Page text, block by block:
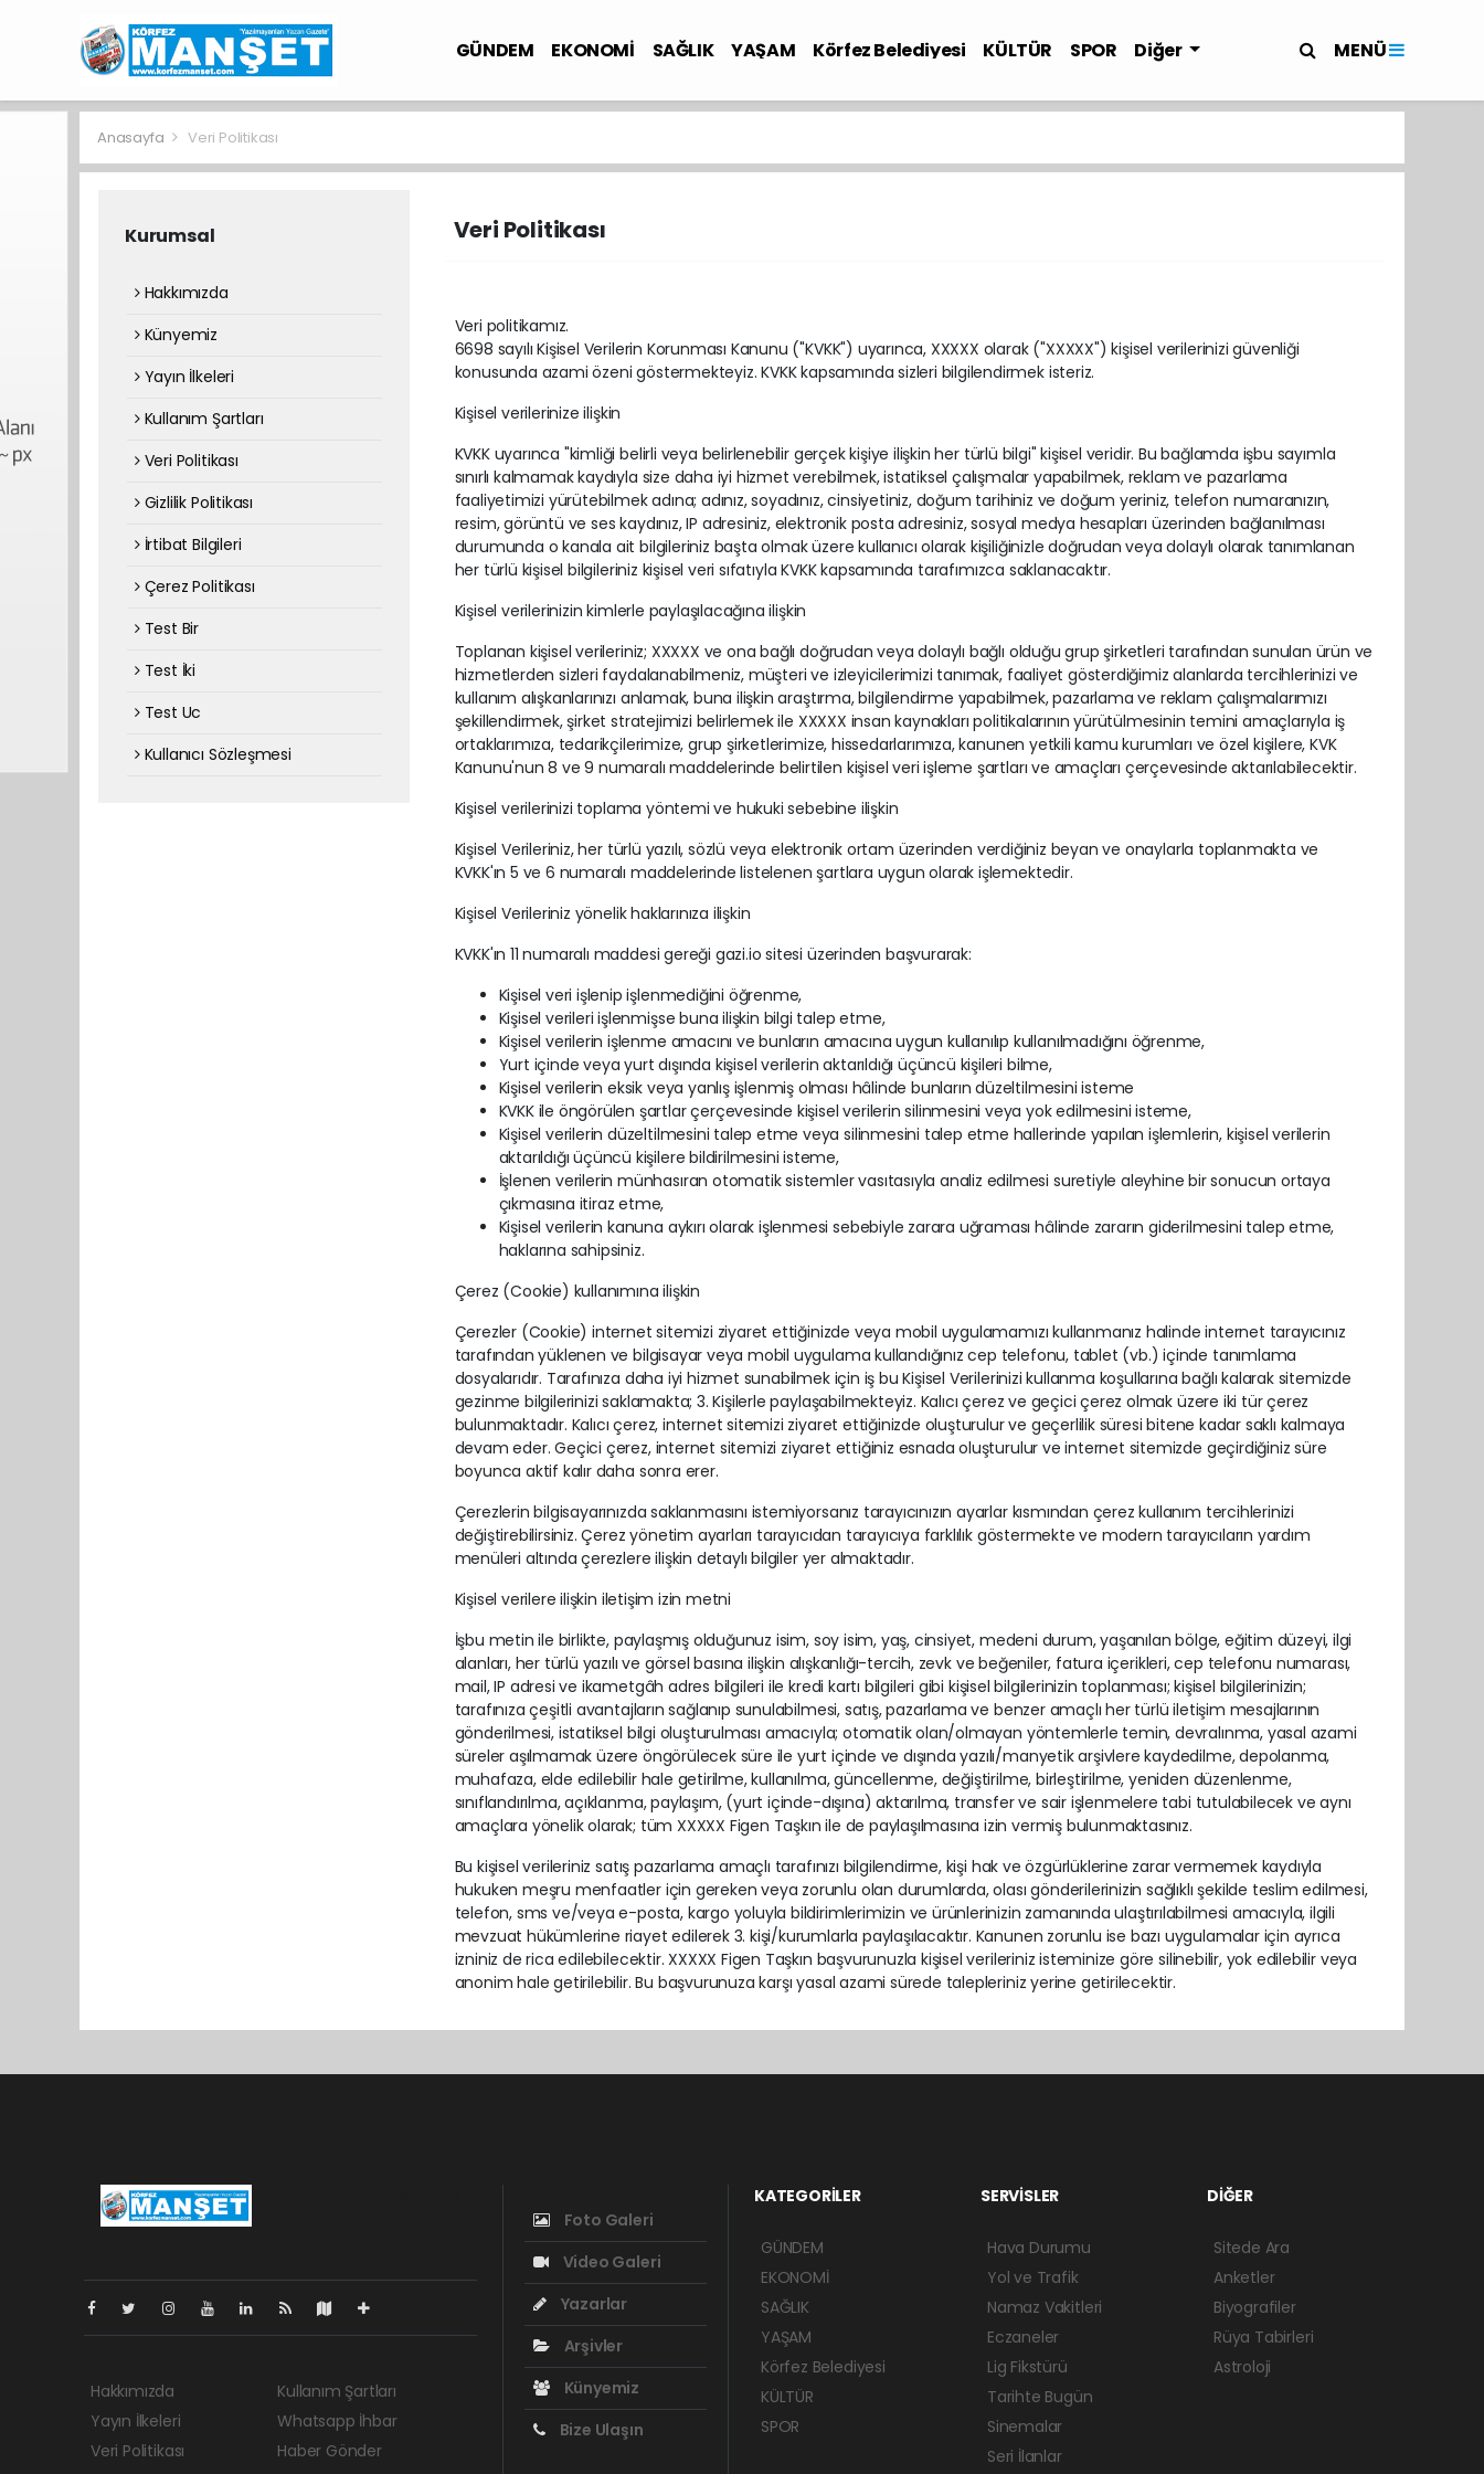
GÜNDEM EKONOMİ SAĞLIK YAŞAM Körfez Belediyesi KÜLTÜR SPOR Diğer MENÜ
Anasayfa Veri Politikası
Kurumsal
Hakkımızda
Künyemiz
Yayın İlkeleri
Kullanım Şartları
Veri Politikası
Gizlilik Politikası
İrtibat Bilgileri
Çerez Politikası
Test Bir
Test İki
Test Uc
Kullanıcı Sözleşmesi
Veri Politikası
Veri politikamız.
6698 sayılı Kişisel Verilerin Korunması Kanunu ("KVKK") uyarınca, XXXXX olarak ("XXXXX") kişisel verilerinizi güvenliği
konusunda azami özeni göstermekteyiz. KVKK kapsamında sizleri bilgilendirmek isteriz.
Kişisel verilerinize ilişkin
KVKK uyarınca "kimliği belirli veya belirlenebilir gerçek kişiye ilişkin her türlü bilgi" kişisel veridir. Bu bağlamda işbu sayımla
sınırlı kalmamak kaydıyla size daha iyi hizmet verebilmek, istatiksel çalışmalar yapabilmek, reklam ve pazarlama
faaliyetimizi yürütebilmek adına; adınız, soyadınız, cinsiyetiniz, doğum tarihiniz ve doğum yeriniz, telefon numaranızın,
resim, görüntü ve ses kaydınız, IP adresiniz, elektronik posta adresiniz, sosyal medya hesapları üzerinden bağlanılması
durumunda o kanala ait bilgileriniz başta olmak üzere kullanıcı olarak kişiliğinizle doğrudan veya dolaylı olarak tanımlanan
her türlü kişisel bilgileriniz kişisel veri sıfatıyla KVKK kapsamında tarafımızca saklanacaktır.
Kişisel verilerinizin kimlerle paylaşılacağına ilişkin
Toplanan kişisel verileriniz; XXXXX ve ona bağlı doğrudan veya dolaylı bağlı olduğu grup şirketleri tarafından sunulan ürün ve
hizmetlerden sizleri faydalanabilmeniz, müşteri ve izleyicilerimizi tanımak, faaliyet gösterdiğimiz alanlarda tercihlerinizi ve
kullanım alışkanlarınızı anlamak, buna ilişkin araştırma, bilgilendirme yapabilmek, pazarlama ve reklam çalışmalarımızı
şekillendirmek, şirket stratejimizi belirlemek ile XXXXX insan kaynakları politikalarının yürütülmesinin temini amaçlarıyla iş
ortaklarımıza, tedarikçilerimize, grup şirketlerimize, hissedarlarımıza, kanunen yetkili kamu kurumları ve özel kişilere, KVK
Kanunu'nun 8 ve 9 numaralı maddelerinde belirtilen kişisel veri işleme şartları ve amaçları çerçevesinde aktarılabilecektir.
Kişisel verilerinizi toplama yöntemi ve hukuki sebebine ilişkin
Kişisel Verileriniz, her türlü yazılı, sözlü veya elektronik ortam üzerinden verdiğiniz beyan ve onaylarla toplanmakta ve
KVKK'ın 5 ve 6 numaralı maddelerinde listelenen şartlara uygun olarak işlemektedir.
Kişisel Verileriniz yönelik haklarınıza ilişkin
KVKK'ın 11 numaralı maddesi gereği gazi.io sitesi üzerinden başvurarak:
Kişisel veri işlenip işlenmediğini öğrenme,
Kişisel verileri işlenmişse buna ilişkin bilgi talep etme,
Kişisel verilerin işlenme amacını ve bunların amacına uygun kullanılıp kullanılmadığını öğrenme,
Yurt içinde veya yurt dışında kişisel verilerin aktarıldığı üçüncü kişileri bilme,
Kişisel verilerin eksik veya yanlış işlenmiş olması hâlinde bunların düzeltilmesini isteme
KVKK ile öngörülen şartlar çerçevesinde kişisel verilerin silinmesini veya yok edilmesini isteme,
Kişisel verilerin düzeltilmesini talep etme veya silinmesini talep etme hallerinde yapılan işlemlerin, kişisel verilerin
aktarıldığı üçüncü kişilere bildirilmesini isteme,
İşlenen verilerin münhasıran otomatik sistemler vasıtasıyla analiz edilmesi suretiyle aleyhine bir sonucun ortaya
çıkmasına itiraz etme,
Kişisel verilerin kanuna aykırı olarak işlenmesi sebebiyle zarara uğraması hâlinde zararın giderilmesini talep etme,
haklarına sahipsiniz.
Çerez (Cookie) kullanımına ilişkin
Çerezler (Cookie) internet sitemizi ziyaret ettiğinizde veya mobil uygulamamızı kullanmanız halinde internet tarayıcınız
tarafından yüklenen ve bilgisayar veya mobil uygulama kullandığınız cep telefonu, tablet (vb.) içinde tanımlama
dosyalarıdır. Tarafınıza daha iyi hizmet sunabilmek için iş bu Kişisel Verilerinizi kullanma koşullarına bağlı kalarak sitemizde
gezinme bilgilerinizi saklamakta; 3. Kişilerle paylaşabilmekteyiz. Kalıcı çerez ve geçici çerez olmak üzere iki tür çerez
bulunmaktadır. Kalıcı çerez, internet sitemizi ziyaret ettiğinizde oluşturulur ve geçerlilik süresi bitene kadar saklı kalmaya
devam eder. Geçici çerez, internet sitemizi ziyaret ettiğiniz esnada oluşturulur ve internet sitemizde geçirdiğiniz süre
boyunca aktif kalır daha sonra erer.
Çerezlerin bilgisayarınızda saklanmasını istemiyorsanız tarayıcınızın ayarlar kısmından çerez kullanım tercihlerinizi
değiştirebilirsiniz. Çerez yönetim ayarları tarayıcıdan tarayıcıya farklılık göstermekte ve modern tarayıcıların yardım
menüleri altında çerezlere ilişkin detaylı bilgiler yer almaktadır.
Kişisel verilere ilişkin iletişim izin metni
İşbu metin ile birlikte, paylaşmış olduğunuz isim, soy isim, yaş, cinsiyet, medeni durum, yaşanılan bölge, eğitim düzeyi, ilgi
alanları, her türlü yazılı ve görsel basına ilişkin alışkanlığı-tercih, zevk ve beğeniler, fatura içerikleri, cep telefonu numarası,
mail, IP adresi ve ikametgâh adres bilgileri ile kredi kartı bilgileri gibi kişisel bilgilerinizin toplanması; kişisel bilgilerinizin;
tarafınıza çeşitli avantajların sağlanıp sunulabilmesi, satış, pazarlama ve benzer amaçlı her türlü iletişim mesajlarının
gönderilmesi, istatiksel bilgi oluşturulması amacıyla; otomatik olan/olmayan yöntemlerle temin, devralınma, yasal azami
süreler aşılmamak üzere öngörülecek süre ile yurt içinde ve dışında yazılı/manyetik arşivlere kaydedilme, depolanma,
muhafaza, elde edilebilir hale getirilme, kullanılma, güncellenme, değiştirilme, birleştirilme, yeniden düzenlenme,
sınıflandırılma, açıklanma, paylaşım, (yurt içinde-dışına) aktarılma, transfer ve sair işlenmelere tabi tutulabilecek ve aynı
amaçlara yönelik olarak; tüm XXXXX Figen Taşkın ile de paylaşılmasına izin vermiş bulunmaktasınız.
Bu kişisel verileriniz satış pazarlama amaçlı tarafınızı bilgilendirme, kişi hak ve özgürlüklerine zarar vermemek kaydıyla
hukuken meşru menfaatler için gereken veya zorunlu olan durumlarda, olası gönderilerinizin sağlıklı şekilde teslim edilmesi,
telefon, sms ve/veya e-posta, kargo yoluyla bildirimlerimizin ve ürünlerinizin zamanında ulaştırılabilmesi amacıyla, ilgili
mevzuat hükümlerine riayet edilerek 3. kişi/kurumlarla paylaşılacaktır. Kanunen zorunlu ise bazı uygulamalar için ayrıca
izniniz de rica edilebilecektir. XXXXX Figen Taşkın başvurunuzla kişisel verileriniz isteminize göre silinebilir, yok edilebilir veya
anonim hale getirilebilir. Bu başvurunuza karşı yasal azami sürede talepleriniz yerine getirilecektir.
Hakkımızda
Yayın İlkeleri
Veri Politikası
Kullanım Şartları
Whatsapp İhbar
Haber Gönder
Foto Galeri
Video Galeri
Yazarlar
Arşivler
Künyemiz
Bize Ulaşın
KATEGORİLER
GÜNDEM
EKONOMİ
SAĞLIK
YAŞAM
Körfez Belediyesi
KÜLTÜR
SPOR
SERVİSLER
Hava Durumu
Yol ve Trafik
Namaz Vakitleri
Eczaneler
Lig Fikstürü
Tarihte Bugün
Sinemalar
Seri İlanlar
DİĞER
Sitede Ara
Anketler
Biyografiler
Rüya Tabirleri
Astroloji